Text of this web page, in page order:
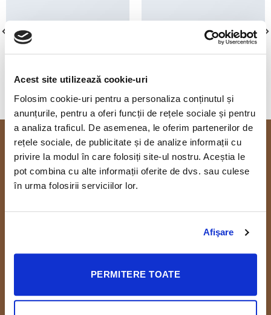
Acest site utilizează cookie-uri
Folosim cookie-uri pentru a personaliza conținutul și
anunțurile, pentru a oferi funcții de rețele sociale și pentru
a analiza traficul. De asemenea, le oferim partenerilor de
rețele sociale, de publicitate și de analize informații cu
privire la modul în care folosiți site-ul nostru. Aceștia le
pot combina cu alte informații oferite de dvs. sau culese
în urma folosirii serviciilor lor.
Afişare
PERMITERE TOATE
FL3 PRINT PACKAGE
Despre Casa Ghincea
Restaurant cu specific romanesc, cu preparate unice, seri cu
Rezervari si comenzi: 0769 920 410
Centru de Evenimente Casa Ghincea